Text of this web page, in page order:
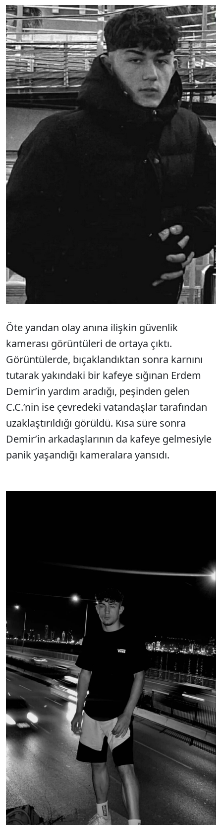
Öte yandan olay anına ilişkin güvenlik
kamerası görüntüleri de ortaya çıktı.
Görüntülerde, bıçaklandıktan sonra karnını
tutarak yakındaki bir kafeye sığınan Erdem
Demir’in yardım aradığı, peşinden gelen
C.C.’nin ise çevredeki vatandaşlar tarafından
uzaklaştırıldığı görüldü. Kısa süre sonra
Demir’in arkadaşlarının da kafeye gelmesiyle
panik yaşandığı kameralara yansıdı.